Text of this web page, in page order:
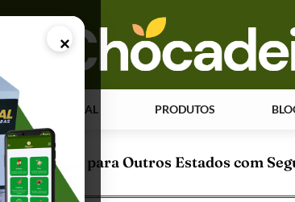
×
PÁGINA INICIAL PRODUTOS
Pintinhos para Outros Estados com